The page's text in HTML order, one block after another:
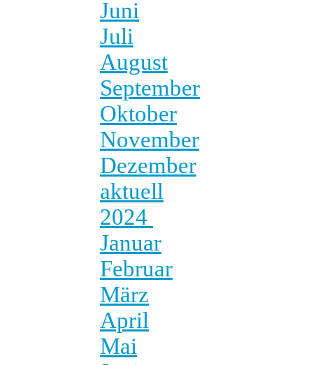
Juni
Juli
August
September
Oktober
November
Dezember
aktuell
2024
Januar
Februar
März
April
Mai